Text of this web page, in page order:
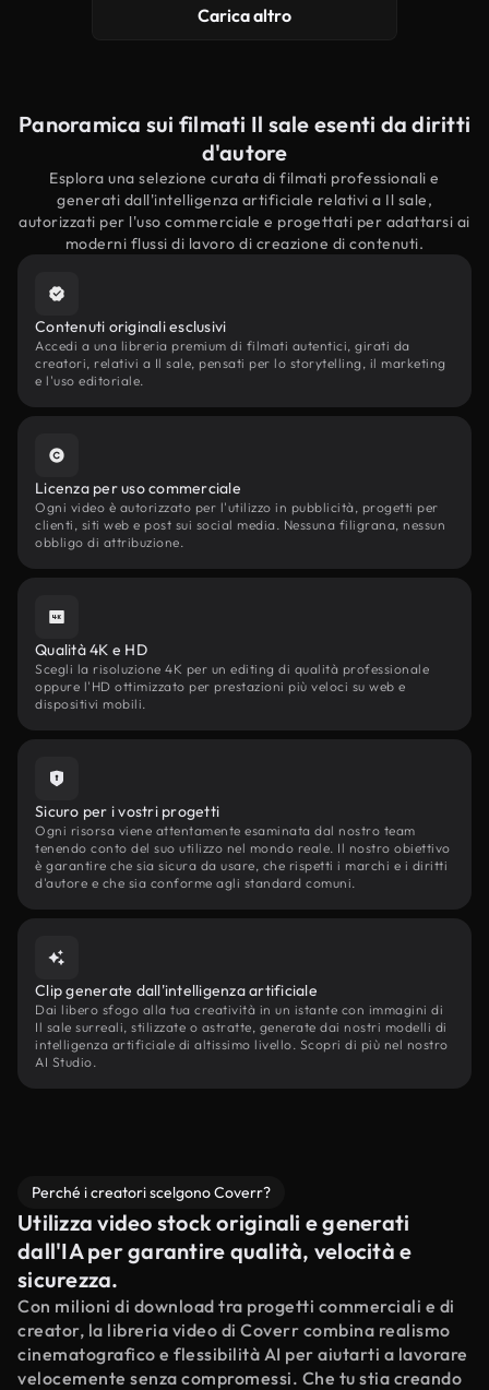
Carica altro
Panoramica sui filmati Il sale esenti da diritti
d'autore
Esplora una selezione curata di filmati professionali e
generati dall'intelligenza artificiale relativi a Il sale,
autorizzati per l'uso commerciale e progettati per adattarsi ai
moderni flussi di lavoro di creazione di contenuti.
Contenuti originali esclusivi
Accedi a una libreria premium di filmati autentici, girati da
creatori, relativi a Il sale, pensati per lo storytelling, il marketing
e l'uso editoriale.
Licenza per uso commerciale
Ogni video è autorizzato per l'utilizzo in pubblicità, progetti per
clienti, siti web e post sui social media. Nessuna filigrana, nessun
obbligo di attribuzione.
Qualità 4K e HD
Scegli la risoluzione 4K per un editing di qualità professionale
oppure l'HD ottimizzato per prestazioni più veloci su web e
dispositivi mobili.
Sicuro per i vostri progetti
Ogni risorsa viene attentamente esaminata dal nostro team
tenendo conto del suo utilizzo nel mondo reale. Il nostro obiettivo
è garantire che sia sicura da usare, che rispetti i marchi e i diritti
d'autore e che sia conforme agli standard comuni.
Clip generate dall'intelligenza artificiale
Dai libero sfogo alla tua creatività in un istante con immagini di
Il sale surreali, stilizzate o astratte, generate dai nostri modelli di
intelligenza artificiale di altissimo livello. Scopri di più nel nostro
AI Studio.
Perché i creatori scelgono Coverr?
Utilizza video stock originali e generati
dall'IA per garantire qualità, velocità e
sicurezza.
Con milioni di download tra progetti commerciali e di
creator, la libreria video di Coverr combina realismo
cinematografico e flessibilità AI per aiutarti a lavorare
velocemente senza compromessi. Che tu stia creando